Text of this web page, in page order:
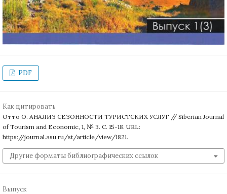
PDF
Как цитировать
Отто О. АНАЛИЗ СЕЗОННОСТИ ТУРИСТСКИХ УСЛУГ // Siberian Journal
of Tourism and Economic, 1, № 3. С. 15-18. URL:
https://journal.asu.ru/st/article/view/1821.
Другие форматы библиографических ссылок
Выпуск